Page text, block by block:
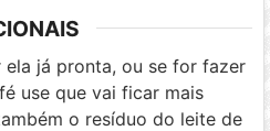
ela já pronta, ou se for fazer
use que vai ficar mais
o resíduo do leite de